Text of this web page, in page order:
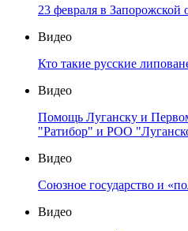
23 февраля в Запорожской
Видео
Кто такие русские
Видео
Помощь Луганску и
"Ратибор" и РОО
Видео
Союзное государство и
Видео